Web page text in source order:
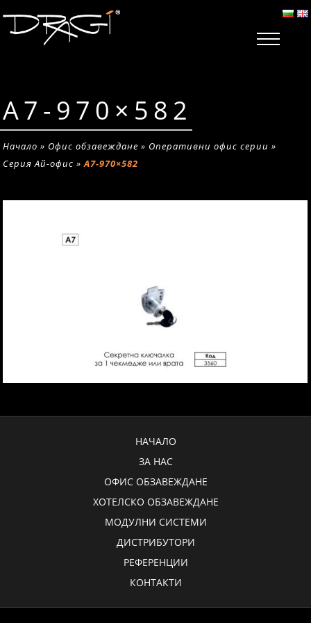
A7-970×582
Начало » Офис обзавеждане » Оперативни офис серии »
Серия Ай-офис »A7-970×582
НАЧАЛО
ЗА НАС
ОФИС ОБЗАВЕЖДАНЕ
ХОТЕЛСКО ОБЗАВЕЖДАНЕ
МОДУЛНИ СИСТЕМИ
ДИСТРИБУТОРИ
РЕФЕРЕНЦИИ
КОНТАКТИ